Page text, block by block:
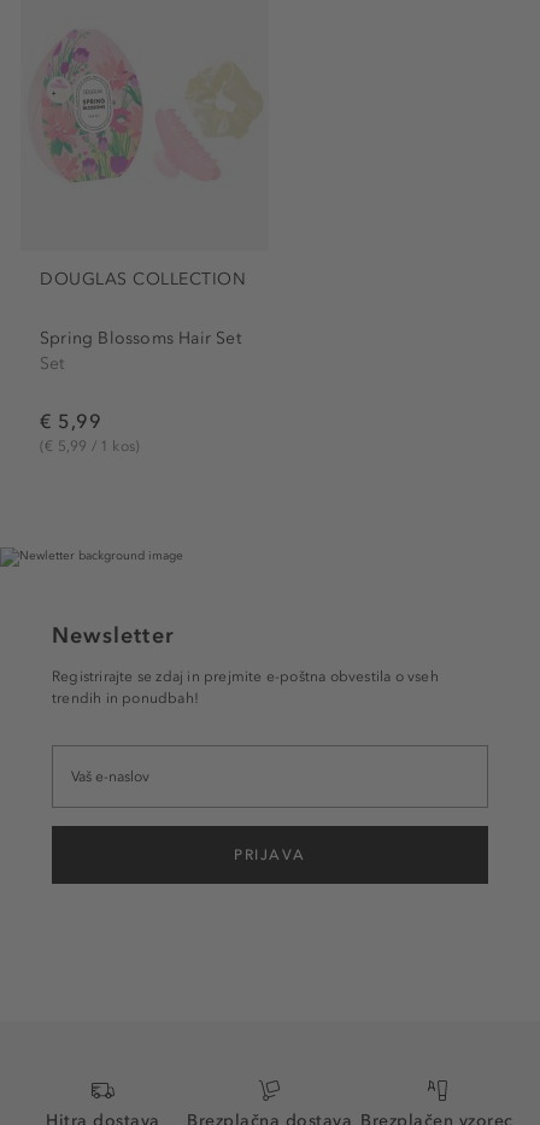
DOUGLAS COLLECTION
Spring Blossoms Hair Set
Set
€ 5,99
(€ 5,99 / 1 kos)
Newsletter
Registrirajte se zdaj in prejmite e-poštna obvestila o vseh
trendih in ponudbah!
PRIJAVA
Hitra dostava Brezplačna dostava Brezplačen vzorec